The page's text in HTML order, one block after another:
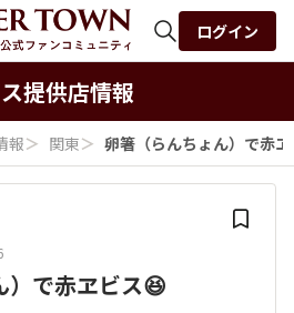
検索
ログイン
提供店情報
報＞ 関東＞ 卵箸（らんちょん）で赤
）で赤ヱビス😆